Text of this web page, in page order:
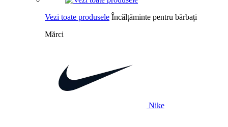
Vezi toate produsele Încălțăminte pentru bărbați
Mărci
Nike